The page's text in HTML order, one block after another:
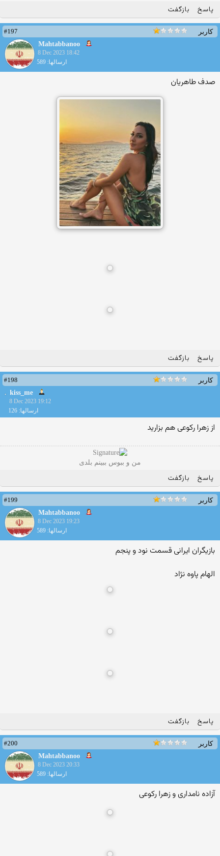
پاسخ بازگفت
کاربر
#197
Mahtabbanoo
8 Dec 2023 18:42
ارسالها: 589
صدف طاهریان
پاسخ بازگفت
کاربر
#198
kiss_me
8 Dec 2023 19:12
ارسالها: 126
از زهرا رکوعی هم بزارید
من و ببوس ببینم بلدی
پاسخ بازگفت
کاربر
#199
Mahtabbanoo
8 Dec 2023 19:23
ارسالها: 589
بازیگران ایرانی قسمت نود و پنجم
الهام پاوه نژاد
پاسخ بازگفت
کاربر
#200
Mahtabbanoo
8 Dec 2023 20:33
ارسالها: 589
آزاده نامداری و زهرا رکوعی